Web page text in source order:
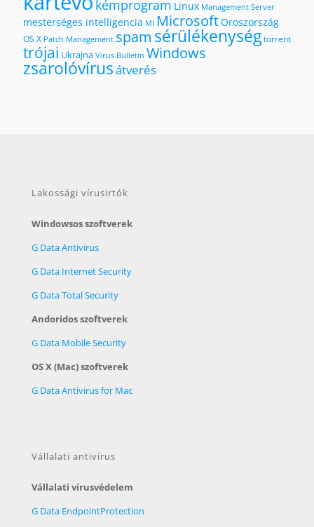
kémprogram Linux Management Server
mesterséges intelligencia MI MicrosoftOroszország
OS X Patch Management spam sérülékenységtorrent
trójai Ukrajna Virus Bulletin Windows
zsarolóvírusátverés
Lakossági vírusirtók
Windowsos szoftverek
G Data Antivirus
G Data Internet Security
G Data Total Security
Andoridos szoftverek
G Data Mobile Security
OS X (Mac) szoftverek
G Data Antivirus for Mac
Vállalati antivírus
Vállalati vírusvédelem
G Data EndpointProtection